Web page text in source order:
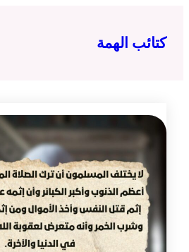
المحتوى
كتائب الهمة